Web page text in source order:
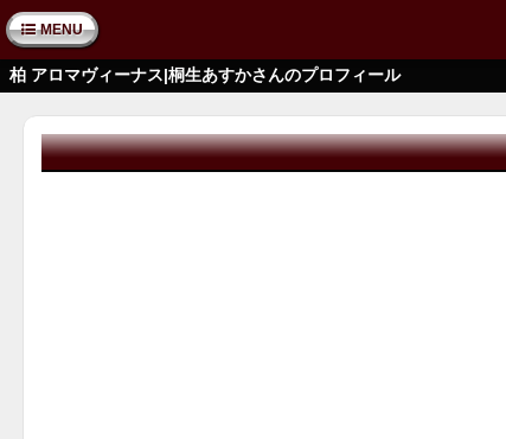
MENU
柏 アロマヴィーナス|桐生あすかさんのプロフィール